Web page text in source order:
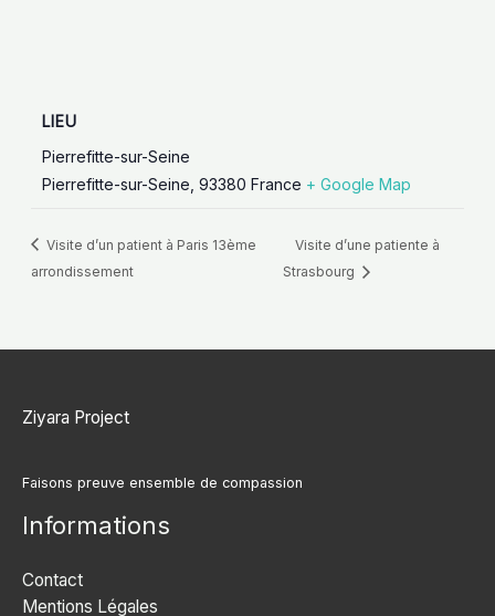
LIEU
Pierrefitte-sur-Seine
Pierrefitte-sur-Seine 93380 France + Google Map
Visite d’un patient à Paris 13ème
arrondissement
Visite d’une patiente à
Strasbourg
Ziyara Project
Faisons preuve ensemble de compassion
Informations
Contact
Mentions Légales